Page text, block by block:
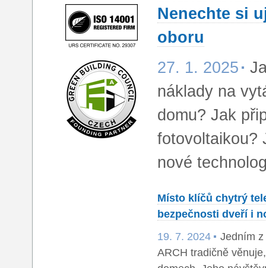
Nenechte si
oboru
27. 1. 2025
náklady na
domu? Jak
fotovoltaikou?
nové
Místo klíčů chytrý
bezpečnosti dveří i
19. 7. 2024
Jedním
ARCH tradičně